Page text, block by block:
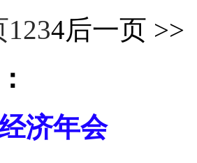
1234后一页 >>
济年会